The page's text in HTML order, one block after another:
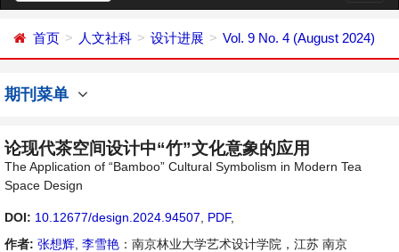
换
航
首页 人文社科 设计进展 Vol. 9 No. 4 (August 2024)
期刊菜单
论现代茶空间设计中“竹”文化意象的应用
The Application of “Bamboo” Cultural Symbolism in Modern Tea
Space Design
DOI: 10.12677/design.2024.94507 PDF,
作者: 张想辉 李雪艳 ：南京林业大学艺术设计学院，江苏 南京